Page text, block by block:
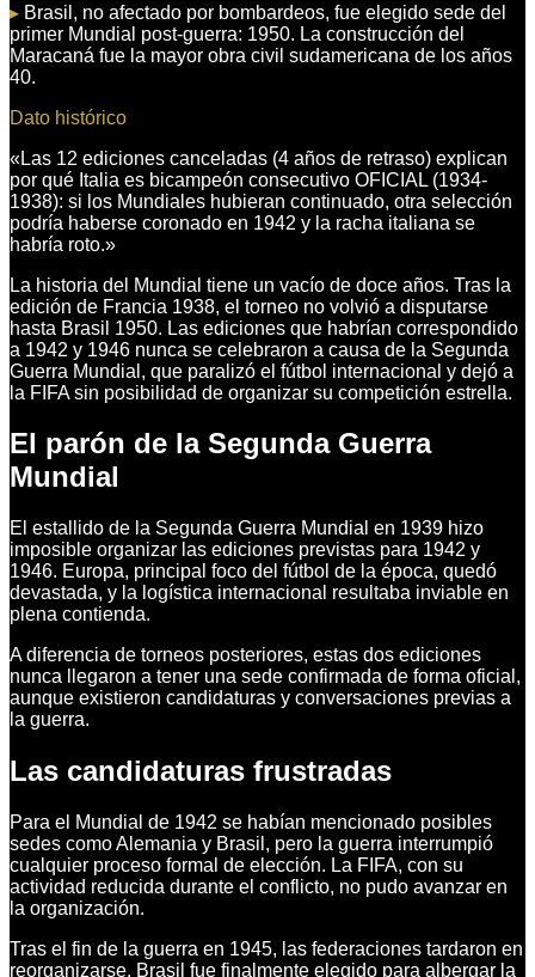
▸ Brasil, no afectado por bombardeos, fue elegido sede del
primer Mundial post-guerra: 1950. La construcción del
Maracaná fue la mayor obra civil sudamericana de los años
40.
Dato histórico
«Las 12 ediciones canceladas (4 años de retraso) explican
por qué Italia es bicampeón consecutivo OFICIAL (1934-
1938): si los Mundiales hubieran continuado, otra selección
podría haberse coronado en 1942 y la racha italiana se
habría roto.»
La historia del Mundial tiene un vacío de doce años. Tras la
edición de Francia 1938, el torneo no volvió a disputarse
hasta Brasil 1950. Las ediciones que habrían correspondido
a 1942 y 1946 nunca se celebraron a causa de la Segunda
Guerra Mundial, que paralizó el fútbol internacional y dejó a
la FIFA sin posibilidad de organizar su competición estrella.
El parón de la Segunda Guerra
Mundial
El estallido de la Segunda Guerra Mundial en 1939 hizo
imposible organizar las ediciones previstas para 1942 y
1946. Europa, principal foco del fútbol de la época, quedó
devastada, y la logística internacional resultaba inviable en
plena contienda.
A diferencia de torneos posteriores, estas dos ediciones
nunca llegaron a tener una sede confirmada de forma oficial,
aunque existieron candidaturas y conversaciones previas a
la guerra.
Las candidaturas frustradas
Para el Mundial de 1942 se habían mencionado posibles
sedes como Alemania y Brasil, pero la guerra interrumpió
cualquier proceso formal de elección. La FIFA, con su
actividad reducida durante el conflicto, no pudo avanzar en
la organización.
Tras el fin de la guerra en 1945, las federaciones tardaron en
reorganizarse. Brasil fue finalmente elegido para albergar la